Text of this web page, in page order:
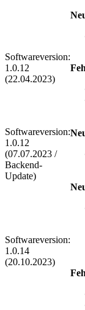
Softwareversion:
1.0.12
(22.04.2023)
Softwareversion:
1.0.12
(07.07.2023 /
Backend-
Update)
Softwareversion:
1.0.14
(20.10.2023)